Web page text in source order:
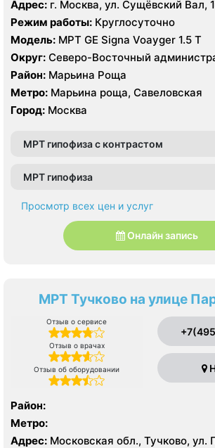
Адрес: г. Москва, ул. Сущёвский Вал,
Режим работы: Круглосуточно
Модель: МРТ GE Signa Voayger 1.5 Т
Округ: Северо-Восточный
Район: Марьина Роща
Метро: Марьина роща, Савеловская
Город: Москва
МРТ гипофиза с контрастом
МРТ гипофиза
Просмотр всех цен и услуг
Онлайн запись
МРТ Тучково на улице
Отзыв о сервисе
Отзыв о врачах
Отзыв об оборудовании
Район:
Метро:
Адрес: Московская обл., Тучково, ул.